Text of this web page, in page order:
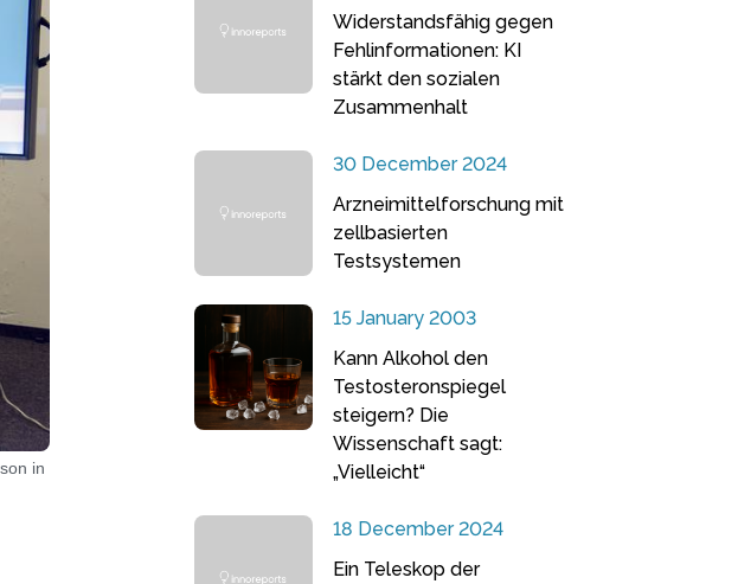
in
Widerstandsfähig gegen
Fehlinformationen: KI
stärkt den sozialen
Zusammenhalt
30 December 2024
Arzneimittelforschung mit
zellbasierten
Testsystemen
15 January 2003
Kann Alkohol den
Testosteronspiegel
steigern? Die
Wissenschaft sagt:
„Vielleicht“
18 December 2024
Ein Teleskop der